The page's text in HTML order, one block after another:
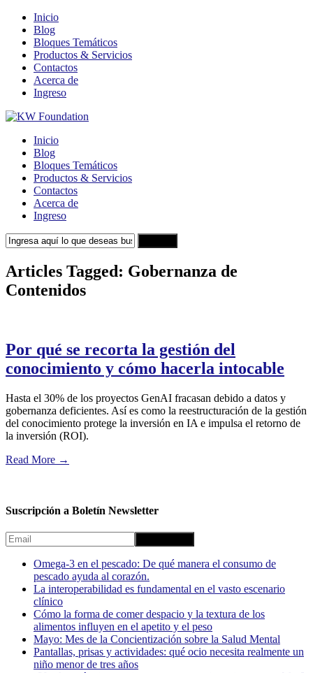
Inicio
Blog
Bloques Temáticos
Productos & Servicios
Contactos
Acerca de
Ingreso
Inicio
Blog
Bloques Temáticos
Productos & Servicios
Contactos
Acerca de
Ingreso
Articles Tagged: Gobernanza de
Contenidos
Por qué se recorta la gestión del
conocimiento y cómo hacerla intocable
Hasta el 30% de los proyectos GenAI fracasan debido a datos y
gobernanza deficientes. Así es como la reestructuración de la gestión
del conocimiento protege la inversión en IA e impulsa el retorno de
la inversión (ROI).
Read More →
Suscripción a Boletín Newsletter
Omega-3 en el pescado: De qué manera el consumo de
pescado ayuda al corazón.
La interoperabilidad es fundamental en el vasto escenario
clínico
Cómo la forma de comer despacio y la textura de los
alimentos influyen en el apetito y el peso
Mayo: Mes de la Concientización sobre la Salud Mental
Pantallas, prisas y actividades: qué ocio necesita realmente un
niño menor de tres años